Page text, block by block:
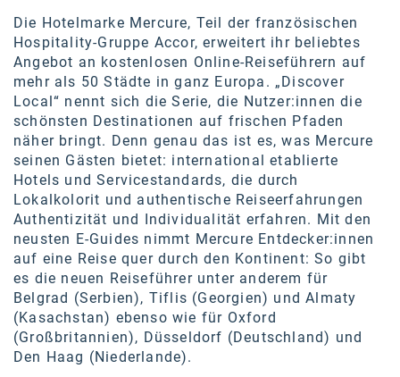
LWND
Mastercard
NEOH
Nespresso
Neudoerfler
OBI
Oral-B
PAYBACK
Planted
PwC
Die Hotelmarke Mercure, Teil der französischen
Hospitality-Gruppe Accor, erweitert ihr beliebtes
Angebot an kostenlosen Online-Reiseführern auf
mehr als 50 Städte in ganz Europa. „Discover
Local“ nennt sich die Serie, die Nutzer:innen die
schönsten Destinationen auf frischen Pfaden
näher bringt. Denn genau das ist es, was Mercure
seinen Gästen bietet: international etablierte
Hotels und Servicestandards, die durch
Lokalkolorit und authentische Reiseerfahrungen
Authentizität und Individualität erfahren. Mit den
neusten E-Guides nimmt Mercure Entdecker:innen
auf eine Reise quer durch den Kontinent: So gibt
es die neuen Reiseführer unter anderem für
Belgrad (Serbien), Tiflis (Georgien) und Almaty
(Kasachstan) ebenso wie für Oxford
(Großbritannien), Düsseldorf (Deutschland) und
Den Haag (Niederlande).